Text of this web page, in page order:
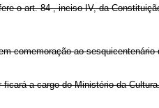
o art. 84 , inciso IV, da
comemoração ao
a cargo do Ministério da